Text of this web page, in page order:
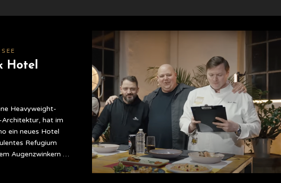
Hotel
Heavyweight-
hat im
ein neues Hotel
Refugium
Augenzwinkern …